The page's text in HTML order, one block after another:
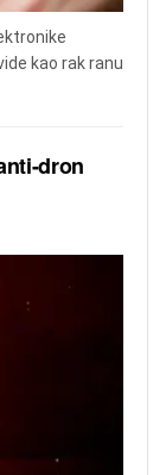
kao rak ranu
dron